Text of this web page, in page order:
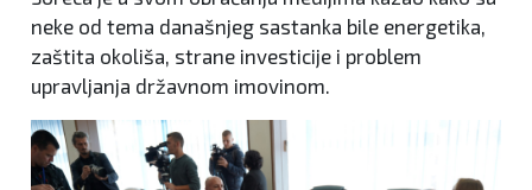
neke od tema današnjeg sastanka bile energetika,
zaštita okoliša, strane investicije i problem
upravljanja državnom imovinom.